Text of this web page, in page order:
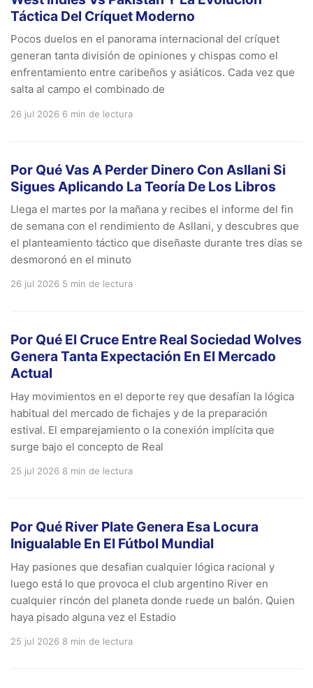
Táctica Del Críquet Moderno
Pocos duelos en el panorama internacional del críquet
generan tanta división de opiniones y chispas como el
enfrentamiento entre caribeños y asiáticos. Cada vez que
salta al campo el combinado de
26 jul 2026 6 min de lectura
Por Qué Vas A Perder Dinero Con Asllani Si
Sigues Aplicando La Teoría De Los Libros
Llega el martes por la mañana y recibes el informe del fin
de semana con el rendimiento de Asllani, y descubres que
el planteamiento táctico que diseñaste durante tres días se
desmoronó en el minuto
26 jul 2026 5 min de lectura
Por Qué El Cruce Entre Real Sociedad Wolves
Genera Tanta Expectación En El Mercado
Actual
Hay movimientos en el deporte rey que desafían la lógica
habitual del mercado de fichajes y de la preparación
estival. El emparejamiento o la conexión implícita que
surge bajo el concepto de Real
25 jul 2026 8 min de lectura
Por Qué River Plate Genera Esa Locura
Inigualable En El Fútbol Mundial
Hay pasiones que desafian cualquier lógica racional y
luego está lo que provoca el club argentino River en
cualquier rincón del planeta donde ruede un balón. Quien
haya pisado alguna vez el Estadio
25 jul 2026 8 min de lectura